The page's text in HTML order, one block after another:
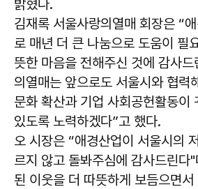
밝혔다.
김재록 서울사랑의열매 회장은 “
로 매년 더 큰 나눔으로 도움이 필
뜻한 마음을 전해주신 것에 감사
의열매는 앞으로도 서울시와 협력
문화 확산과 기업 사회공헌활동이
있도록 노력하겠다”고 했다.
오 시장은 “애경산업이 서울시의
르지 않고 돌봐주심에 감사드린다"
된 이웃을 더 따뜻하게 보듬으면서